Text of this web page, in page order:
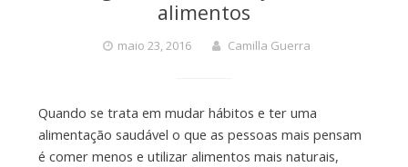
alimentos
maio 23, 2016 Camilla Guerra
Quando se trata em mudar hábitos e ter uma
alimentação saudável o que as pessoas mais pensam
é comer menos e utilizar alimentos mais naturais,